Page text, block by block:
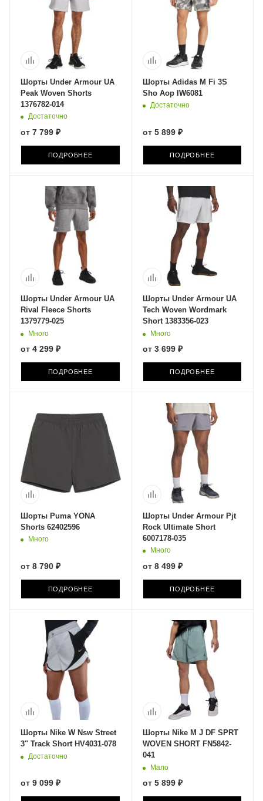
Шорты Under Armour UA
Peak Woven Shorts
1376782-014
Достаточно
от 7 799 ₽
ПОДРОБНЕЕ
Шорты Adidas M Fi 3S
Sho Aop IW6081
Достаточно
от 5 899 ₽
ПОДРОБНЕЕ
Шорты Under Armour UA
Rival Fleece Shorts
1379779-025
Много
от 4 299 ₽
ПОДРОБНЕЕ
Шорты Under Armour UA
Tech Woven Wordmark
Short 1383356-023
Много
от 3 699 ₽
ПОДРОБНЕЕ
Шорты Puma YONA
Shorts 62402596
Много
от 8 790 ₽
ПОДРОБНЕЕ
Шорты Under Armour Pjt
Rock Ultimate Short
6007178-035
Много
от 8 499 ₽
ПОДРОБНЕЕ
Шорты Nike W Nsw Street
3" Track Short HV4031-078
Достаточно
от 9 099 ₽
Шорты Nike M J DF SPRT
WOVEN SHORT FN5842-
041
Мало
от 5 899 ₽